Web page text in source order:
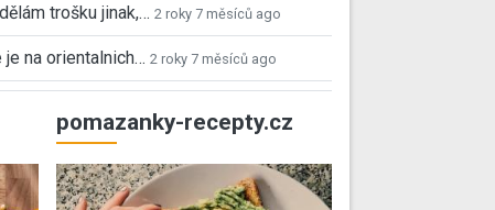
trošku jinak,… 2 roky 7 měsíců ago
je na orientalnich… 2 roky 7 měsíců ago
pomazanky-recepty.cz